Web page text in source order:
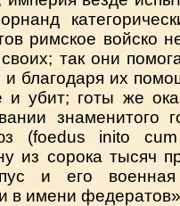
римское войско
так они
и благодаря их
и убит; готы же
знаменитого
(foedus inito cum
из сорока тысяч
и его
в имени